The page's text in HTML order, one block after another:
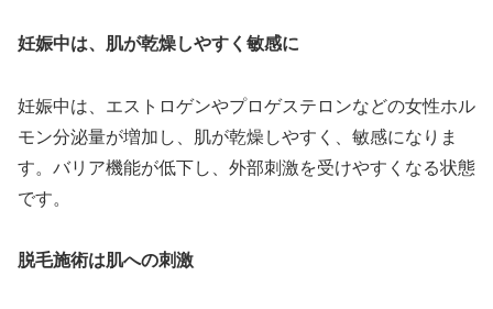
妊娠中は、肌が乾燥しやすく敏感に
妊娠中は、エストロゲンやプロゲステロンなどの女性ホル
モン分泌量が増加し、肌が乾燥しやすく、敏感になりま
す。バリア機能が低下し、外部刺激を受けやすくなる状態
です。
脱毛施術は肌への刺激